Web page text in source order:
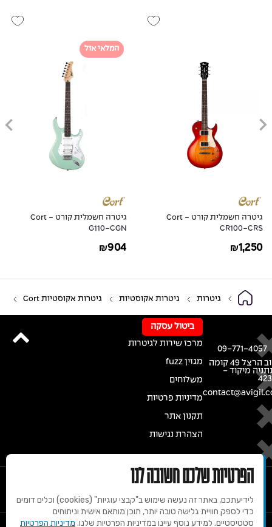
גיטרה חשמלית קורט - Cort
CR100-CRS
₪1,250
המלאי אזל
גיטרה חשמלית קורט - Cort
G110-CGN
₪904
גיטרות גיטרות אקוסטיות גיטרות אקוסטיות Cort
רחוב הרצל 49 קומה
מיקוד -
09-771-4057
ביטול עסקה
מרכז שירות לגיטרות
מגזין fuzz
משלוחים
מדיניות פרטיות
תקנון אתר
הצהרת נגישות
הפרטיות שלכם חשובה לנו
לידיעתכם, באתר זה נעשה שימוש ב"קבצי עוגיות" (cookies) וכלים דומים
כדי לספק חוויית גלישה טובה יותר, תוכן מותאם אישית וניתוחים
סטטיסטיים. למידע נוסף עיינו במדיניות הפרטיות שלנו. מדיניות הפרטיות